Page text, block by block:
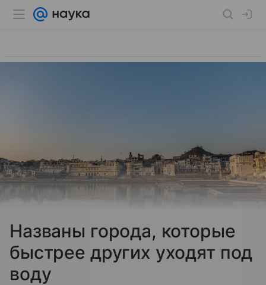
Названы города, которые
быстрее других уходят под
воду